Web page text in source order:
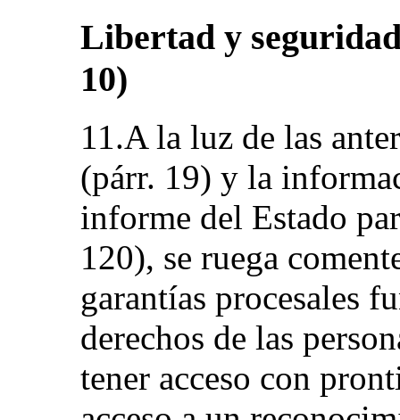
Libertad y
10)
11.A la luz de las
(párr. 19) y la
informe del Estado
120), se ruega
garantías procesales
derechos de las
tener acceso con